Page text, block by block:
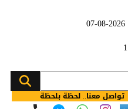
تواصل معنا.. لحظة بلحظة